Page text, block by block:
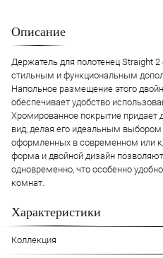
Описание
Держатель для полотенец Straight
стильным и функциональным
Напольное размещение этого
обеспечивает удобство
Хромированное покрытие
вид, делая его идеальным
оформленных в современном или
форма и двойной дизайн
одновременно, что особенно
комнат.
Характеристики
Коллекция